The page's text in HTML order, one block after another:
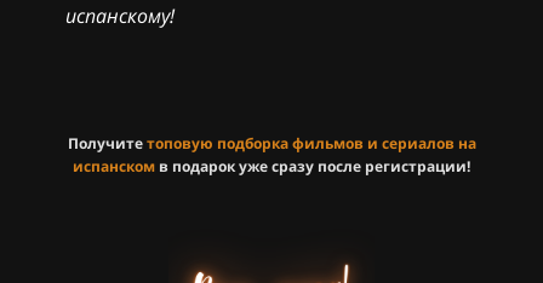
испанскому!
Получитетоповую подборка фильмов и сериалов на
испанском в подарок уже сразу после регистрации!